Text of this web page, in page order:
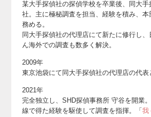
某大手探偵社の探偵学校を卒業後、同大手
社。主に極秘調査を担当、経験を積み、本
務める。
同大手探偵社の代理店にて新たに修行し
ん海外での調査も数多く解決。
2009年
東京池袋にて同大手探偵社の代理店の代表
2021年
完全独立し、SHD探偵事務所 守谷を開業。
線で得た経験を駆使して調査を指揮。
「 我